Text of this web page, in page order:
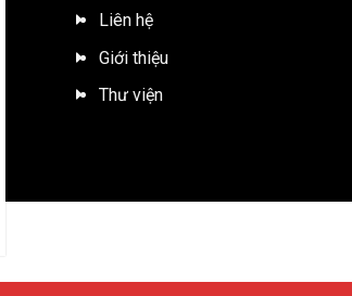
Liên hệ
Giới thiệu
Thư viện